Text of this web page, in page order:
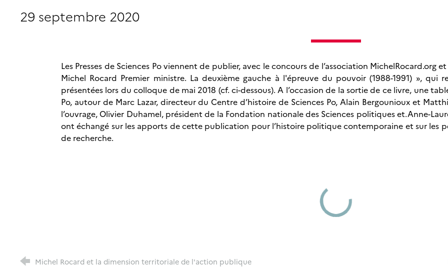
29 septembre 2020
Les Presses de Sciences Po viennent de publier, avec le concours de l’association MichelRocard.org
Michel Rocard Premier ministre. La deuxième gauche à l'épreuve du pouvoir (1988-1991) », qui
présentées lors du colloque de mai 2018 (cf. ci-dessous). A l’occasion de la sortie de ce livre, une
Po, autour de Marc Lazar, directeur du Centre d’histoire de Sciences Po, Alain Bergounioux et
l’ouvrage, Olivier Duhamel, président de la Fondation nationale des Sciences politiques et.Anne-
ont échangé sur les apports de cette publication pour l’histoire politique contemporaine et sur les
de recherche.
Michel Rocard et la dimension territoriale de l'action publique